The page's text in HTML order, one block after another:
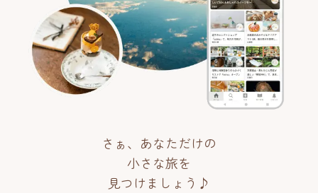
さぁ、あなただけの
小さな旅を
見つけましょう♪